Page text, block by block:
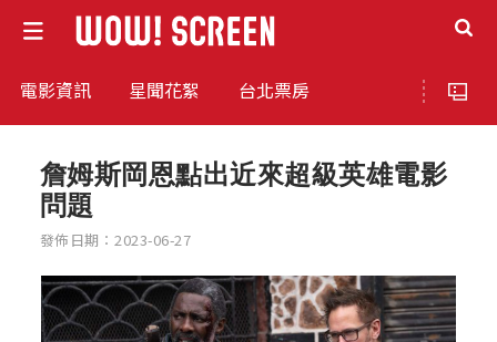
電影資訊 星聞花絮 台北票房
詹姆斯岡恩點出近來超級英雄電影
問題
發佈日期：2023-06-27